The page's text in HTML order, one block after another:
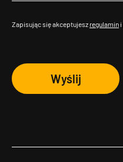
Zapisując się akceptujesz regulamin i
Wyślij